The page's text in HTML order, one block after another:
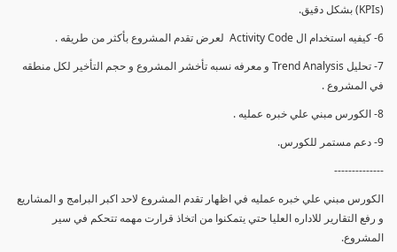
(KPIs) بشكل دقيق.
6- كيفيه استخدام ال Activity Code لعرض تقدم المشروع بأكثر من طريقه .
7- تحليل Trend Analysis و معرفه نسبه تأخشر المشروع و حجم التأخير لكل منطقه
في المشروع .
8- الكورس مبني علي خبره عمليه .
9- دعم مستمر للكورس.
--------------
الكورس مبني علي خبره عمليه في اظهار تقدم المشروع لاحد اكبر البرامج و المشاريع
و رفع التقارير للاداره العليا حتي يتمكنوا من اتخاذ قرارت مهمه تتحكم في سير
المشروع.